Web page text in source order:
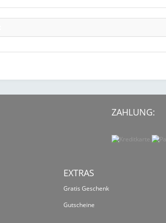
ZAHLUNG:
EXTRAS
Gratis Geschenk
Gutscheine